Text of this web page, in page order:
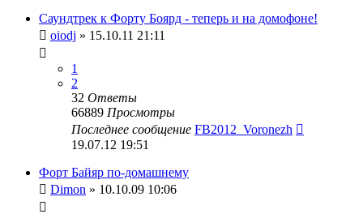
Саундтрек к Форту Боярд - теперь и на домофоне!
oiodj » 15.10.11 21:11
1
2
32 Ответы
66889 Просмотры
Последнее сообщение FB2012_Voronezh
19.07.12 19:51
Форт Байяр по-домашнему
Dimon » 10.10.09 10:06